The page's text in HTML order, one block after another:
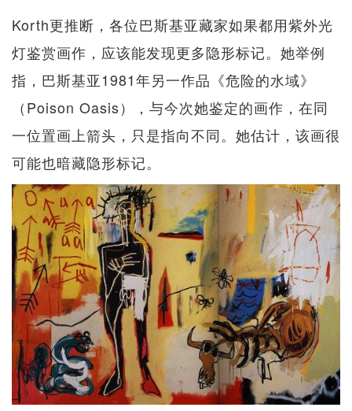
Korth更推断，各位巴斯基亚藏家如果都用紫外光
灯鉴赏画作，应该能发现更多隐形标记。她举例
指，巴斯基亚1981年另一作品《危险的水域》
（Poison Oasis），与今次她鉴定的画作，在同
一位置画上箭头，只是指向不同。她估计，该画很
可能也暗藏隐形标记。